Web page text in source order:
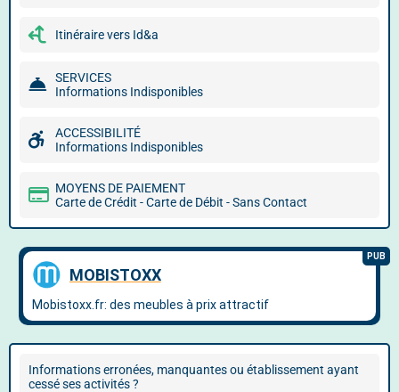
Itinéraire vers Id&a
SERVICES
Informations Indisponibles
ACCESSIBILITÉ
Informations Indisponibles
MOYENS DE PAIEMENT
Carte de Crédit - Carte de Débit - Sans Contact
Informations erronées, manquantes ou établissement ayant
cessé ses activités ?